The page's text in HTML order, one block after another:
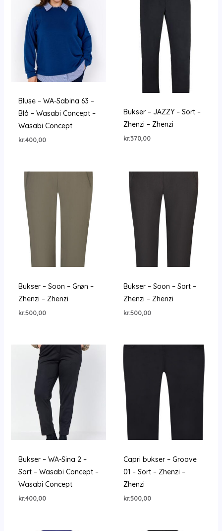
Bluse – WA-Sabina 63 –
Blå – Wasabi Concept –
Wasabi Concept
kr.400,00
Bukser – JAZZY – Sort –
Zhenzi – Zhenzi
kr.370,00
Bukser – Soon – Grøn –
Zhenzi – Zhenzi
kr.500,00
Bukser – Soon – Sort –
Zhenzi – Zhenzi
kr.500,00
Bukser – WA-Sina 2 –
Sort – Wasabi Concept –
Wasabi Concept
kr.400,00
Capri bukser – Groove
01 – Sort – Zhenzi –
Zhenzi
kr.500,00